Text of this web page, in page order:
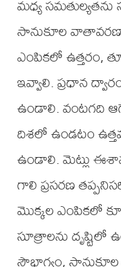
సానుకూల
ఎంపికలో ఉత్తరం,
ఇవ్వాలి. ప్రధాన
ఉండాలి. వంటగది
దిశలో ఉండటం
ఉండాలి. మెట్లు
గాలి ప్రసరణ
మొక్కల ఎంపికలో
సూత్రాలను దృష్టిలో
సౌభాగ్యం,